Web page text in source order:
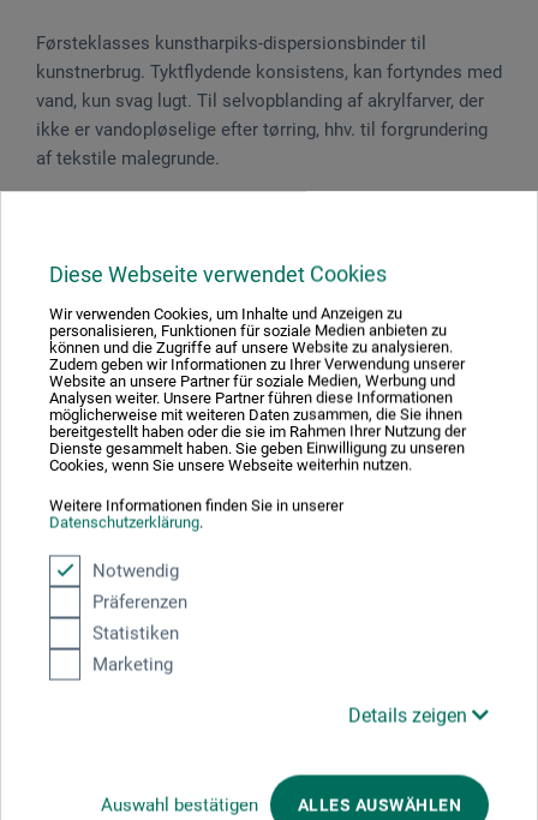
Diese Webseite verwendet Cookies
Wir verwenden Cookies, um Inhalte und Anzeigen zu
personalisieren, Funktionen für soziale Medien anbieten zu
können und die Zugriffe auf unsere Website zu analysieren.
Zudem geben wir Informationen zu Ihrer Verwendung unserer
Website an unsere Partner für soziale Medien, Werbung und
Analysen weiter. Unsere Partner führen diese Informationen
möglicherweise mit weiteren Daten zusammen, die Sie ihnen
bereitgestellt haben oder die sie im Rahmen Ihrer Nutzung der
Dienste gesammelt haben. Sie geben Einwilligung zu unseren
Cookies, wenn Sie unsere Webseite weiterhin nutzen.
Weitere Informationen finden Sie in unserer
Datenschutzerklärung.
Notwendig
Präferenzen
Statistiken
Marketing
Details zeigen
Auswahl bestätigen ALLES AUSWÄHLEN
Førsteklasses kunstharpiks-dispersionsbinder til
kunstnerbrug. Tyktflydende konsistens, kan fortyndes med
vand, kun svag lugt. Til selvopblanding af akrylfarver, der
ikke er vandopløselige efter tørring, hhv. til forgrundering
af tekstile malegrunde.
CIT, MIT, OIT, BNPD. Kan udløse allergisk reaktion.
Downloads
Her finder du vigtige dokumenter og filer til dette produkt.
Sikkerhedsdatablad
DK_boesner_Dispersions-Bindemiddel_BDBx_10-2024.pdf